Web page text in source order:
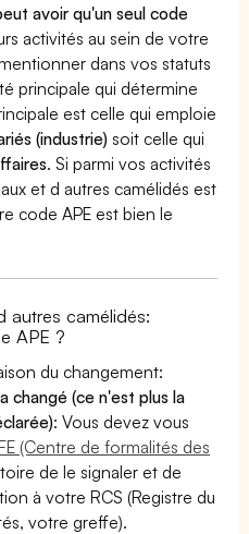
avoir qu'un seul code
activités au sein de votre
dans vos statuts
principale qui détermine
est celle qui emploie
(industrie) soit celle qui
. Si parmi vos activités
et d autres camélidés est
code APE est bien le
autres camélidés:
APE ?
du changement:
changé (ce n'est plus la
: Vous devez vous
(Centre de formalités des
de le signaler et de
à votre RCS (Registre du
votre greffe).